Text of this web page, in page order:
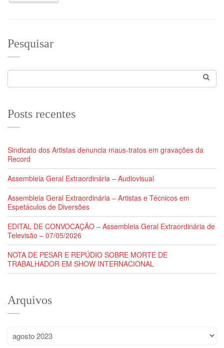
Pesquisar
Posts recentes
Sindicato dos Artistas denuncia maus-tratos em gravações da
Record
Assembleia Geral Extraordinária – Audiovisual
Assembleia Geral Extraordinária – Artistas e Técnicos em
Espetáculos de Diversões
EDITAL DE CONVOCAÇÃO – Assembleia Geral Extraordinária de
Televisão – 07/05/2026
NOTA DE PESAR E REPÚDIO SOBRE MORTE DE
TRABALHADOR EM SHOW INTERNACIONAL
Arquivos
Arquivos